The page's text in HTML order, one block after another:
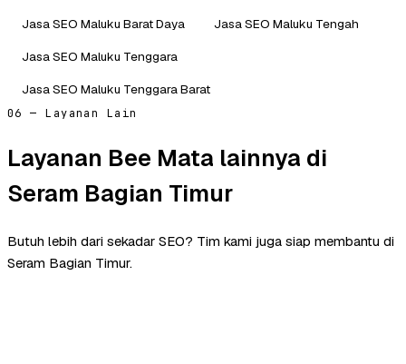
Jasa SEO Maluku Barat Daya
Jasa SEO Maluku Tengah
Jasa SEO Maluku Tenggara
Jasa SEO Maluku Tenggara Barat
06 — Layanan Lain
Layanan Bee Mata lainnya di
Seram Bagian Timur
Butuh lebih dari sekadar SEO? Tim kami juga siap membantu di
Seram Bagian Timur.